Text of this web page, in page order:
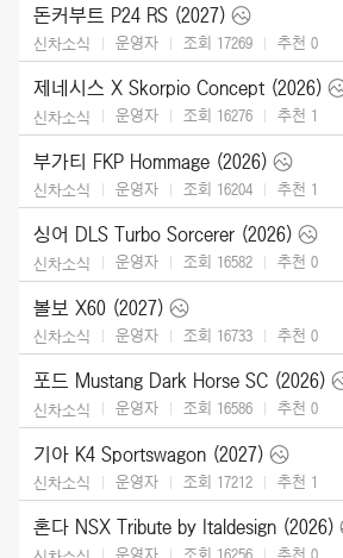
돈커부트 P24 RS (2027)
신차소식 운영자 조회 17269 추천 0
제네시스 X Skorpio Concept (2026)
신차소식 운영자 조회 16276 추천 1
부가티 FKP Hommage (2026)
신차소식 운영자 조회 16204 추천 1
싱어 DLS Turbo Sorcerer (2026)
신차소식 운영자 조회 16582 추천 0
볼보 X60 (2027)
신차소식 운영자 조회 16733 추천 0
포드 Mustang Dark Horse SC (2026)
신차소식 운영자 조회 16586 추천 0
기아 K4 Sportswagon (2027)
신차소식 운영자 조회 17212 추천 1
혼다 NSX Tribute by Italdesign (2026)
운영자 조회 16256 추천 0